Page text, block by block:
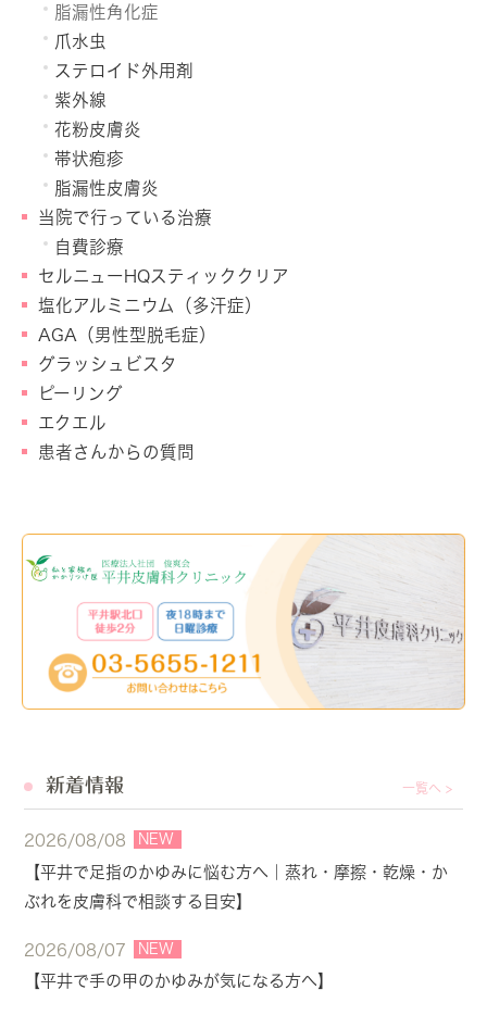
脂漏性角化症
爪水虫
ステロイド外用剤
紫外線
花粉皮膚炎
帯状疱疹
脂漏性皮膚炎
当院で行っている治療
自費診療
セルニューHQスティッククリア
塩化アルミニウム（多汗症）
AGA（男性型脱毛症）
グラッシュビスタ
ピーリング
エクエル
患者さんからの質問
新着情報 一覧へ >
2026/08/08 NEW
【平井で足指のかゆみに悩む方へ｜蒸れ・摩擦・乾燥・か
ぶれを皮膚科で相談する目安】
2026/08/07 NEW
【平井で手の甲のかゆみが気になる方へ】